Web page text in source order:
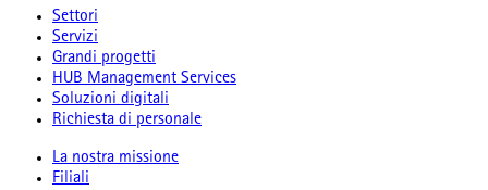
Settori
Servizi
Grandi progetti
HUB Management Services
Soluzioni digitali
Richiesta di personale
La nostra missione
Filiali